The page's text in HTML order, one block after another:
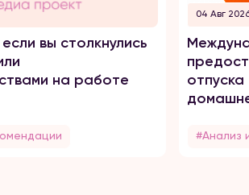
вы столкнулись
на работе
04 Авг
#Анализ